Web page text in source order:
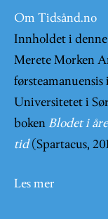
Om Tidsånd.no
Innholdet i denne
Merete Morken
Universitetet i
boken Blodet i
tid (Spartacus,
Les mer